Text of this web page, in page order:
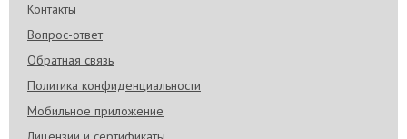
Контакты
Вопрос-ответ
Обратная связь
Политика конфиденциальности
Мобильное приложение